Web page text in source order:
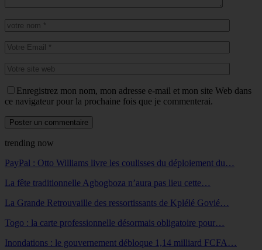
Enregistrez mon nom, mon adresse e-mail et mon site Web dans
ce navigateur pour la prochaine fois que je commenterai.
trending now
PayPal : Otto Williams livre les coulisses du déploiement du…
La fête traditionnelle Agbogboza n’aura pas lieu cette…
La Grande Retrouvaille des ressortissants de Kplélé Govié…
Togo : la carte professionnelle désormais obligatoire pour…
Inondations : le gouvernement débloque 1,14 milliard FCFA…